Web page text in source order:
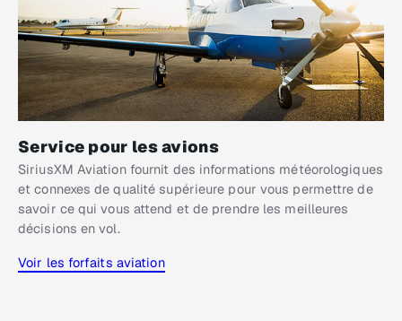
Service pour les avions
SiriusXM Aviation fournit des informations météorologiques
et connexes de qualité supérieure pour vous permettre de
savoir ce qui vous attend et de prendre les meilleures
décisions en vol.
Voir les forfaits aviation